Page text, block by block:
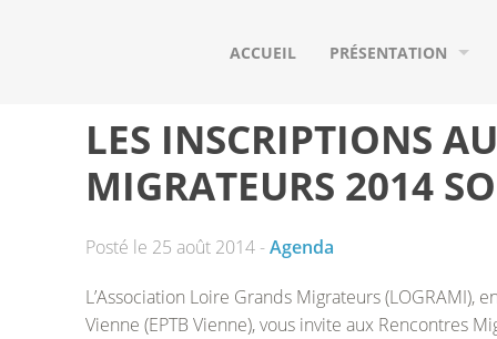
ACCUEIL PRÉSENTATION
NOS ADHÉRENTS
NOS PARTENAIRES
LE BASSIN VERSANT
LES POISSONS
LES INSCRIPTIONS
MIGRATEURS 2014
Posté le 25 août 2014 -Agenda
L’Association Loire Grands Migrateurs (LOGRAMI),
Vienne (EPTB Vienne), vous invite aux Rencontres